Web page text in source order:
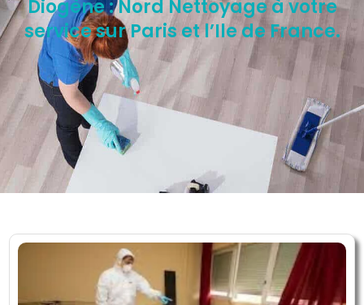
Diogène : Nord Nettoyage à votre
service sur Paris et l’Ile de France.